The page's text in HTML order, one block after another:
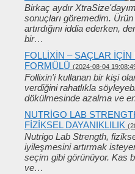
Birkaç aydır
sonuçları göremedim.
artırdığını iddia ederken,
bir…
FOLLIXIN – SAÇLAR
FORMÜLÜ (2024-08-04
Follixin'i kullanan bir kişi
verdiğini rahatlıkla
dökülmesinde azalma ve
NUTRIGO LAB
FIZIKSEL DAYANIKLILIK
Nutrigo Lab Strength,
iyileşmesini artırmak
seçim gibi görünüyor. Kas
ve…